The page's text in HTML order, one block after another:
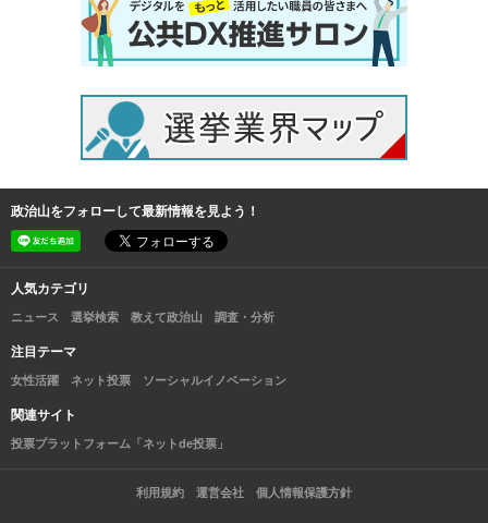
政治山をフォローして最新情報を見よう！
人気カテゴリ
ニュース 選挙検索 教えて政治山 調査・分析
注目テーマ
女性活躍 ネット投票 ソーシャルイノベーション
関連サイト
投票プラットフォーム「ネットde投票」
利用規約 運営会社 個人情報保護方針